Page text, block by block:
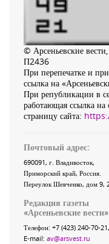
© Арсеньевские
П2436
При перепечатке и
ссылка на
При републикации в
работающая ссылка на
страницу сайта:
Почтовый адрес:
690091, г. Владивосток,
Приморский край, Россия
Переулок Шевченко, дом 9,
Редакция газеты
«Арсеньевские вести
Телефон: +7 (423) 240-70-21
E-mail: av@arsvest.ru